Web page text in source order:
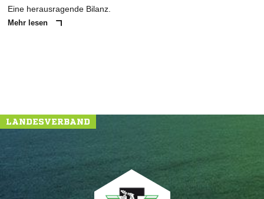
Eine herausragende Bilanz.
Mehr lesen
LANDESVERBAND